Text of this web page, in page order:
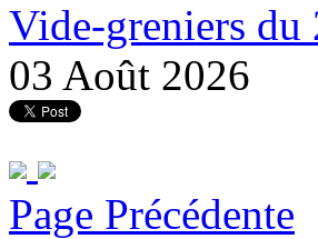
Vide-greniers du
03 Août 2026
Page Précédente